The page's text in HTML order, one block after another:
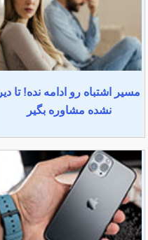
مسیر اشتباه رو ادامه نده! تا دیر
نشده مشاوره بگیر